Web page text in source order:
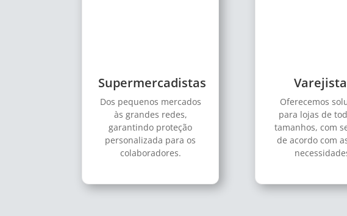
Supermercadistas
Dos pequenos mercados
às grandes redes,
garantindo proteção
personalizada para os
colaboradores.
Oferecemos
para lojas de
tamanhos, com
de acordo com